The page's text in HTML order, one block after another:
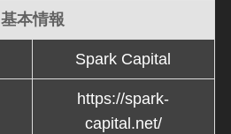
基本情報
Spark Capital
https://spark-
capital.net/